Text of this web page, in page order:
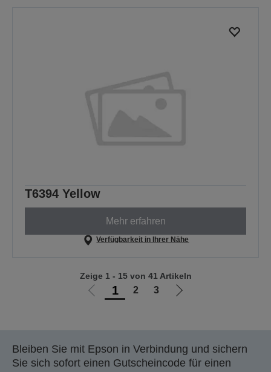
T6394 Yellow
Mehr erfahren
Verfügbarkeit in Ihrer Nähe
Zur
1 2 3
Zur
Zeige 1 - 15 von 41 Artikeln
Bleiben Sie mit Epson in Verbindung und sichern
Sie sich sofort einen Gutscheincode für einen